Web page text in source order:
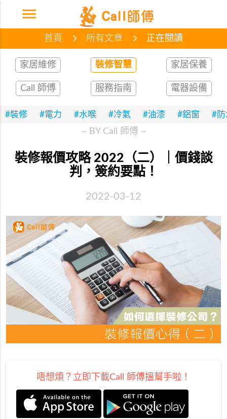
menu 首頁 網誌 文章
首頁 所有文章 正在閱讀
家居維修 裝修智慧 家居保養
Call 師傅 服務指南 電器設備
#裝修 #電力 #水喉 #冷氣 #油漆 #鋁窗 #防
~ BY Call 師傅 ~
裝修報價攻略 2022（二）｜價錢談
判，簽約要點！
2022-03-12
唔想煩？立即下載Call 師傅搵幫手啦！